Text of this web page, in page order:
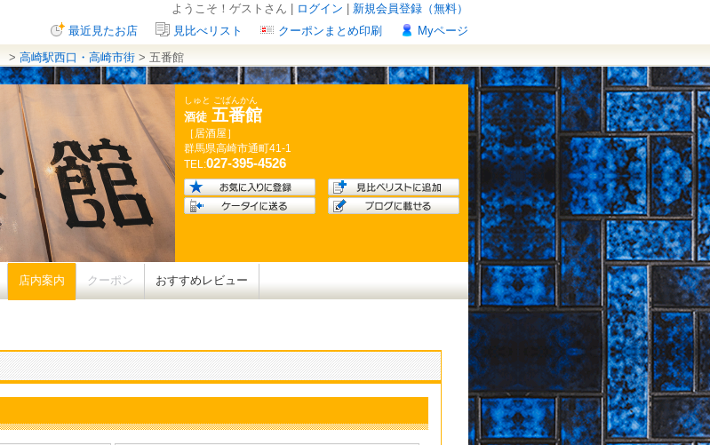
新規会員登録（無料）
ログイン
ようこそ！ゲストさん |
Myページ
クーポンまとめ印刷
見比べリスト
最近見たお店
> 高崎駅西口・高崎市街 > 五番館
しゅと ごばんかん
酒徒 五番館
［居酒屋］
群馬県高崎市通町41-1
TEL:027-395-4526
店内案内 クーポン おすすめレビュー